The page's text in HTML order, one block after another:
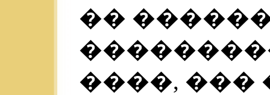
��
����, ���